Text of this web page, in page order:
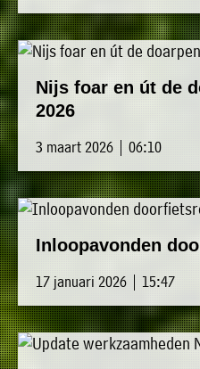
Nijs foar en út de
2026
3 maart 2026 | 06:10
Inloopavonden
17 januari 2026 | 15:47